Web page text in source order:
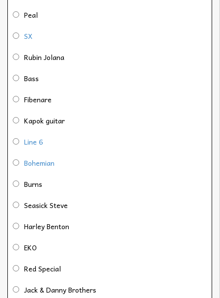
Peal
SX
Rubin Jolana
Bass
Fibenare
Kapok guitar
Line 6
Bohemian
Burns
Seasick Steve
Harley Benton
EKO
Red Special
Jack & Danny Brothers